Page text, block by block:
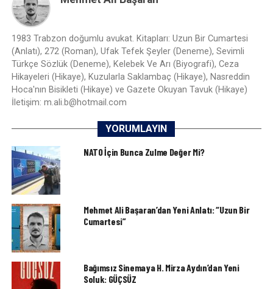
1983 Trabzon doğumlu avukat. Kitapları: Uzun Bir Cumartesi
(Anlatı), 272 (Roman), Ufak Tefek Şeyler (Deneme), Sevimli
Türkçe Sözlük (Deneme), Kelebek Ve Arı (Biyografi), Ceza
Hikayeleri (Hikaye), Kuzularla Saklambaç (Hikaye), Nasreddin
Hoca'nın Bisikleti (Hikaye) ve Gazete Okuyan Tavuk (Hikaye)
İletişim: m.ali.b@hotmail.com
YORUMLAYIN
NATO İçin Bunca Zulme Değer Mi?
Mehmet Ali Başaran’dan Yeni Anlatı: “Uzun Bir
Cumartesi”
Bağımsız Sinemaya H. Mirza Aydın’dan Yeni
Soluk: GÜÇSÜZ